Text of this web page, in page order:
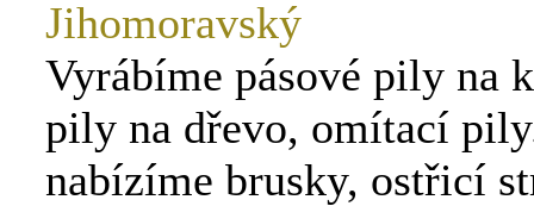
Jihomoravský
Vyrábíme pásové pily na
pily na dřevo, omítací
nabízíme brusky, ostřicí